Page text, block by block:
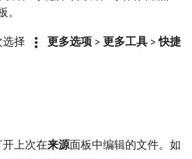
。
择 more_vert 更多选项 > 更多工具 >快捷
上次在来源面板中编辑的文件。如